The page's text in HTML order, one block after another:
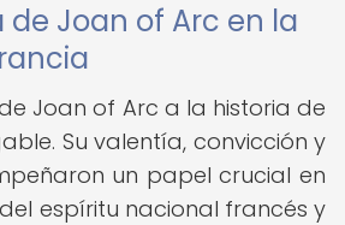
Joan of Arc en la
Joan of Arc a la historia de
Su valentía, convicción y
un papel crucial en
espíritu nacional francés y